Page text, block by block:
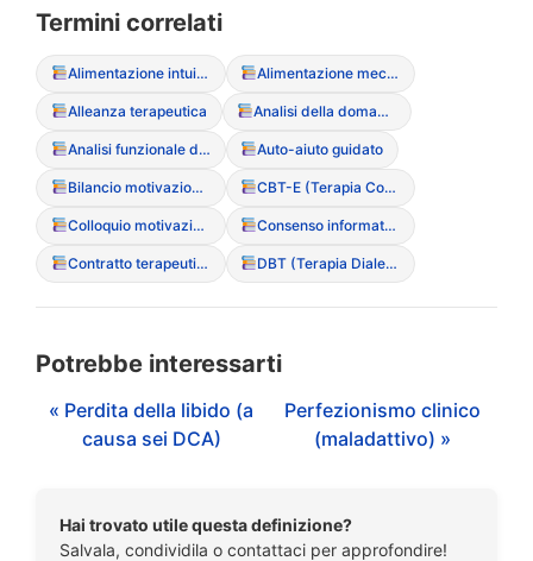
Termini correlati
Alimentazione intuitiva (Intuitive Eating) Alimentazione meccanica
Alleanza terapeutica Analisi della domanda
Analisi funzionale del sintomo Auto-aiuto guidato
Bilancio motivazionale CBT-E (Terapia Cognitivo Comportamentale Migliorata)
Colloquio motivazionale Consenso informato (particolarit? nei minori)
Contratto terapeutico DBT (Terapia Dialettico Comportamentale)
Potrebbe interessarti
« Perdita della libido (a
causa sei DCA)
Perfezionismo clinico
(maladattivo) »
Hai trovato utile questa definizione?
Salvala, condividila o contattaci per approfondire!